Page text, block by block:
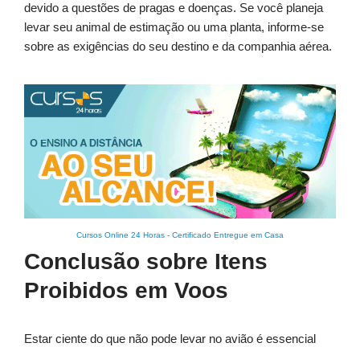
devido a questões de pragas e doenças. Se você planeja
levar seu animal de estimação ou uma planta, informe-se
sobre as exigências do seu destino e da companhia aérea.
Cursos Online 24 Horas - Certificado Entregue em Casa
Conclusão sobre Itens
Proibidos em Voos
Estar ciente do que não pode levar no avião é essencial